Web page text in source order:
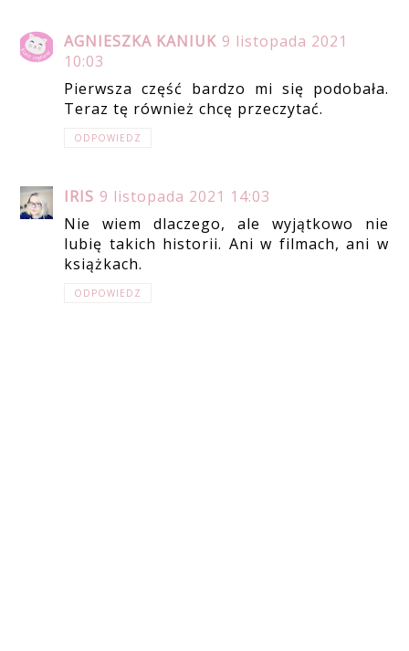
AGNIESZKA KANIUK 9 listopada 2021
10:03
Pierwsza część bardzo mi się podobała.
Teraz tę również chcę przeczytać.
ODPOWIEDZ
IRIS 9 listopada 2021 14:03
Nie wiem dlaczego, ale wyjątkowo nie
lubię takich historii. Ani w filmach, ani w
książkach.
ODPOWIEDZ